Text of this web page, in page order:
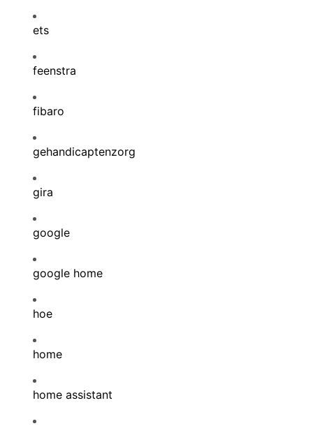
ets
feenstra
fibaro
gehandicaptenzorg
gira
google
google home
hoe
home
home assistant